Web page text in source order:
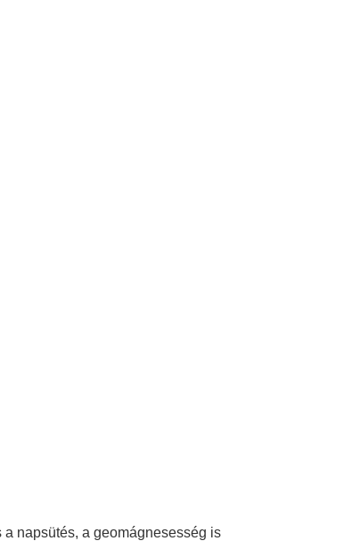
napsütés, a geomágnesesség is